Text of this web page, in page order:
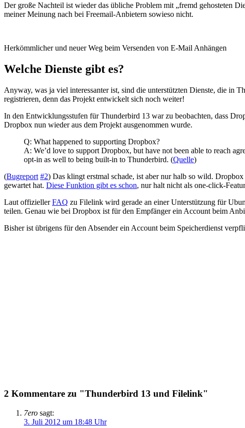
Der große Nachteil ist wieder das übliche Problem mit „fremd gehosteten
meiner Meinung nach bei Freemail-Anbietern sowieso nicht.
Herkömmlicher und neuer Weg beim Versenden von E-Mail Anhängen
Welche Dienste gibt es?
Anyway, was ja viel interessanter ist, sind die unterstützten Dienste, die in
registrieren, denn das Projekt entwickelt sich noch weiter!
In den Entwicklungsstufen für Thunderbird 13 war zu beobachten, dass
Dropbox nun wieder aus dem Projekt ausgenommen wurde.
Q: What happened to supporting Dropbox?
A: We’d love to support Dropbox, but have not been able to reach
opt-in as well to being built-in to Thunderbird. (Quelle)
(Bugreport #2) Das klingt erstmal schade, ist aber nur halb so wild.
gewartet hat. Diese Funktion gibt es schon, nur halt nicht als one-click-
Laut offiziellerFAQ zu Filelink wird gerade an einer Unterstützung für
teilen. Genau wie bei Dropbox ist für den Empfänger ein Account beim
Bisher ist übrigens für den Absender ein Account beim Speicherdienst
2 Kommentare zu "Thunderbird 13 und Filelink"
7ero sagt:
3. Juli 2012 um 18:48 Uhr